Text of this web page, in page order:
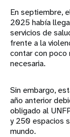
En septiembre,
2025 había
servicios de
frente a la
contar con poco
necesaria.
Sin embargo,
año anterior
obligado al
y 250 espacios
mundo.